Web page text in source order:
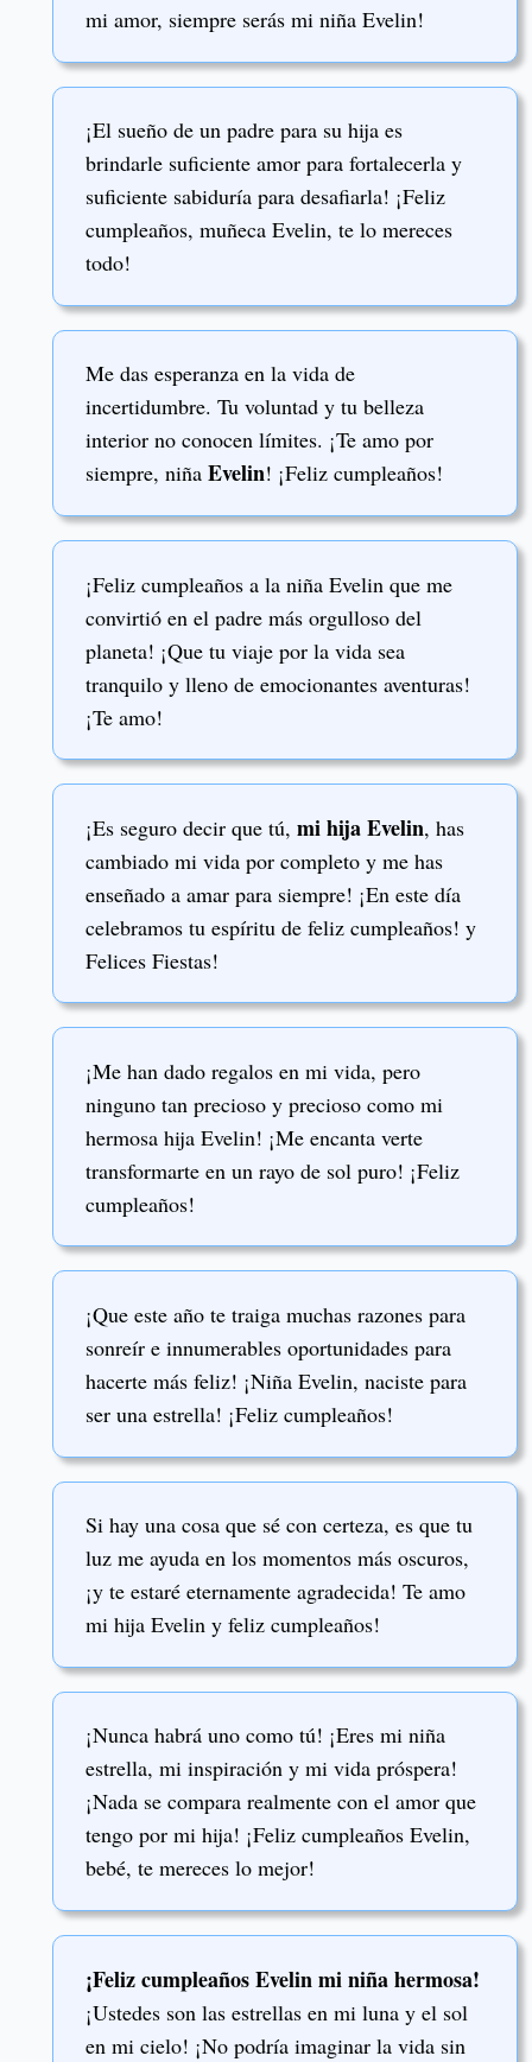
mi amor, siempre serás mi niña Evelin!
¡El sueño de un padre para su hija es
brindarle suficiente amor para fortalecerla y
suficiente sabiduría para desafiarla! ¡Feliz
cumpleaños, muñeca Evelin, te lo mereces
todo!
Me das esperanza en la vida de
incertidumbre. Tu voluntad y tu belleza
interior no conocen límites. ¡Te amo por
siempre, niña Evelin! ¡Feliz cumpleaños!
¡Feliz cumpleaños a la niña Evelin que me
convirtió en el padre más orgulloso del
planeta! ¡Que tu viaje por la vida sea
tranquilo y lleno de emocionantes aventuras!
¡Te amo!
¡Es seguro decir que tú, mi hija Evelin, has
cambiado mi vida por completo y me has
enseñado a amar para siempre! ¡En este día
celebramos tu espíritu de feliz cumpleaños! y
Felices Fiestas!
¡Me han dado regalos en mi vida, pero
ninguno tan precioso y precioso como mi
hermosa hija Evelin! ¡Me encanta verte
transformarte en un rayo de sol puro! ¡Feliz
cumpleaños!
¡Que este año te traiga muchas razones para
sonreír e innumerables oportunidades para
hacerte más feliz! ¡Niña Evelin, naciste para
ser una estrella! ¡Feliz cumpleaños!
Si hay una cosa que sé con certeza, es que tu
luz me ayuda en los momentos más oscuros,
¡y te estaré eternamente agradecida! Te amo
mi hija Evelin y feliz cumpleaños!
¡Nunca habrá uno como tú! ¡Eres mi niña
estrella, mi inspiración y mi vida próspera!
¡Nada se compara realmente con el amor que
tengo por mi hija! ¡Feliz cumpleaños Evelin,
bebé, te mereces lo mejor!
¡Feliz cumpleaños Evelin mi niña hermosa!
¡Ustedes son las estrellas en mi luna y el sol
en mi cielo! ¡No podría imaginar la vida sin